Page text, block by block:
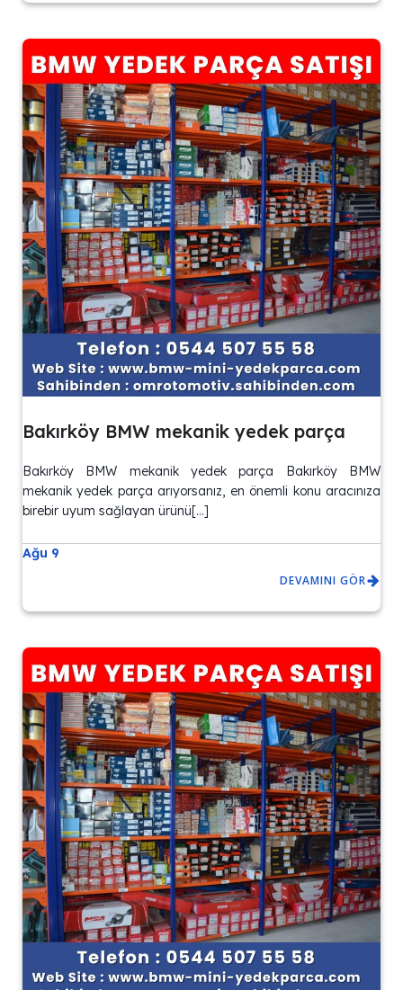
Bakırköy BMW mekanik yedek parça
Bakırköy BMW mekanik yedek parça Bakırköy BMW
mekanik yedek parça arıyorsanız, en önemli konu aracınıza
birebir uyum sağlayan ürünü[…]
Ağu 9
DEVAMINI GÖR